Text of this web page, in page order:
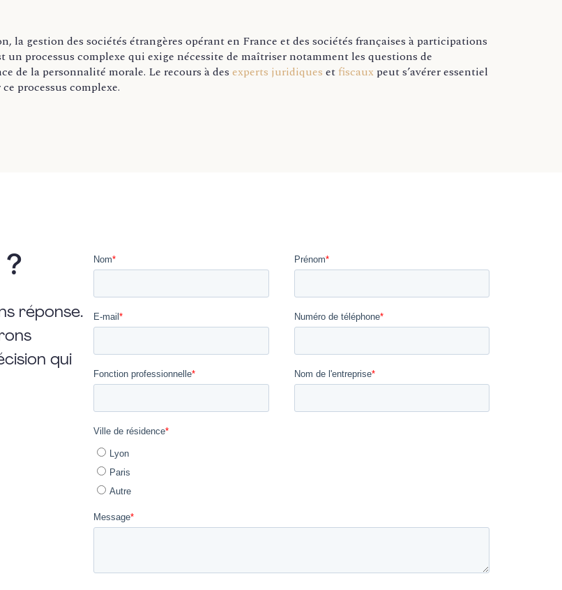
la gestion des sociétés étrangères opérant en France et des sociétés françaises à participations
un processus complexe qui exige nécessite de maîtriser notamment les questions de
de la personnalité morale. Le recours à des experts juridiques etfiscaux peut s’avérer essentiel
processus complexe.
?
réponse.
qui